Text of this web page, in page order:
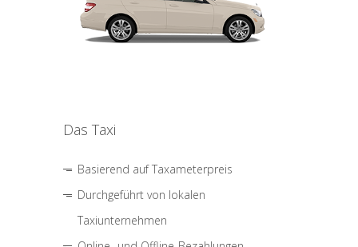
Das Taxi
Basierend auf Taxameterpreis
Durchgeführt von lokalen
Taxiunternehmen